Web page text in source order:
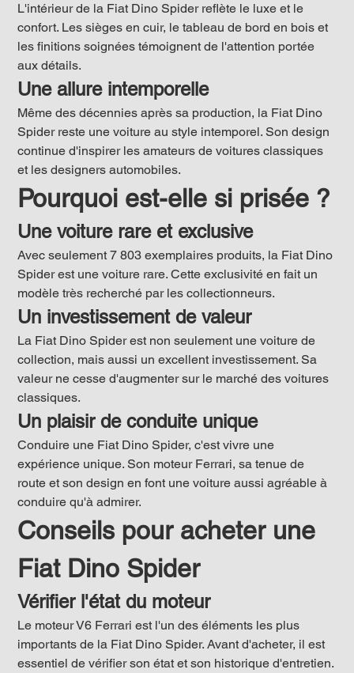
L'intérieur de la Fiat Dino Spider reflète le luxe et le
confort. Les sièges en cuir, le tableau de bord en bois et
les finitions soignées témoignent de l'attention portée
aux détails.
Une allure intemporelle
Même des décennies après sa production, la Fiat Dino
Spider reste une voiture au style intemporel. Son design
continue d'inspirer les amateurs de voitures classiques
et les designers automobiles.
Pourquoi est-elle si prisée ?
Une voiture rare et exclusive
Avec seulement 7 803 exemplaires produits, la Fiat Dino
Spider est une voiture rare. Cette exclusivité en fait un
modèle très recherché par les collectionneurs.
Un investissement de valeur
La Fiat Dino Spider est non seulement une voiture de
collection, mais aussi un excellent investissement. Sa
valeur ne cesse d'augmenter sur le marché des voitures
classiques.
Un plaisir de conduite unique
Conduire une Fiat Dino Spider, c'est vivre une
expérience unique. Son moteur Ferrari, sa tenue de
route et son design en font une voiture aussi agréable à
conduire qu'à admirer.
Conseils pour acheter une
Fiat Dino Spider
Vérifier l'état du moteur
Le moteur V6 Ferrari est l'un des éléments les plus
importants de la Fiat Dino Spider. Avant d'acheter, il est
essentiel de vérifier son état et son historique d'entretien.